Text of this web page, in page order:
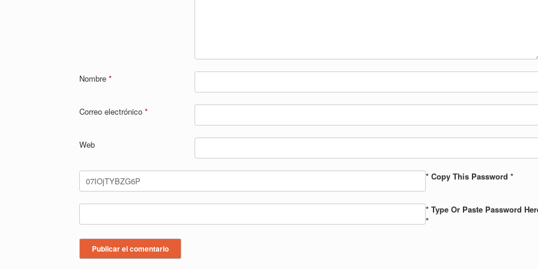
Nombre *
Correo electrónico *
Web
* Copy This Password *
* Type Or Paste Password
*